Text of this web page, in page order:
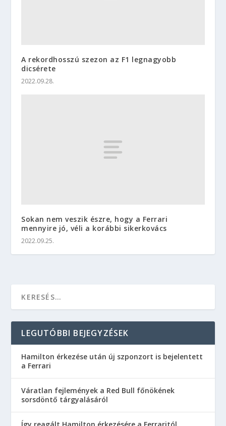
A rekordhosszú szezon az F1 legnagyobb
dicsérete
2022.09.28.
Sokan nem veszik észre, hogy a Ferrari
mennyire jó, véli a korábbi sikerkovács
2022.09.25.
LEGUTÓBBI BEJEGYZÉSEK
Hamilton érkezése után új szponzort is bejelentett
a Ferrari
Váratlan fejlemények a Red Bull főnökének
sorsdöntő tárgyalásáról